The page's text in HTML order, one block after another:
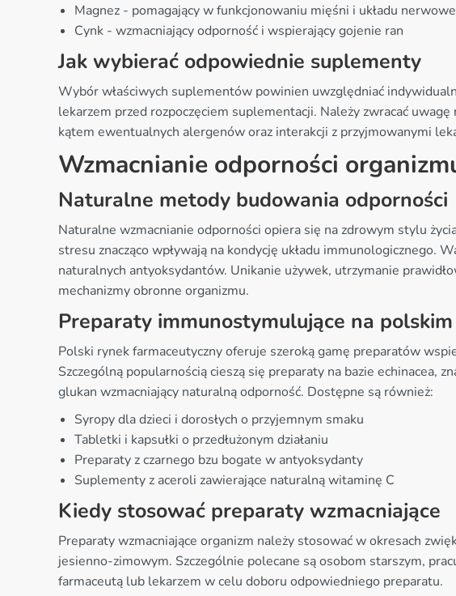
Magnez - pomagający w funkcjonowaniu mięśni i układu
Cynk - wzmacniający odporność i wspierający gojenie ran
Jak wybierać odpowiednie suplementy
Wybór właściwych suplementów powinien uwzględniać
lekarzem przed rozpoczęciem suplementacji. Należy zwracać
kątem ewentualnych alergenów oraz interakcji z przyjmowanymi
Wzmacnianie odporności
Naturalne metody budowania odporności
Naturalne wzmacnianie odporności opiera się na zdrowym stylu
stresu znacząco wpływają na kondycję układu immunologicznego.
naturalnych antyoksydantów. Unikanie używek, utrzymanie
mechanizmy obronne organizmu.
Preparaty immunostymulujące na
Polski rynek farmaceutyczny oferuje szeroką gamę preparatów
Szczególną popularnością cieszą się preparaty na bazie
glukan wzmacniający naturalną odporność. Dostępne są również:
Syropy dla dzieci i dorosłych o przyjemnym smaku
Tabletki i kapsułki o przedłużonym działaniu
Preparaty z czarnego bzu bogate w antyoksydanty
Suplementy z aceroli zawierające naturalną witaminę C
Kiedy stosować preparaty wzmacniające
Preparaty wzmacniające organizm należy stosować w okresach
jesienno-zimowym. Szczególnie polecane są osobom starszym,
farmaceutą lub lekarzem w celu doboru odpowiedniego preparatu.